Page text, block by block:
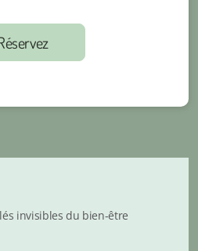
invisibles du bien-être